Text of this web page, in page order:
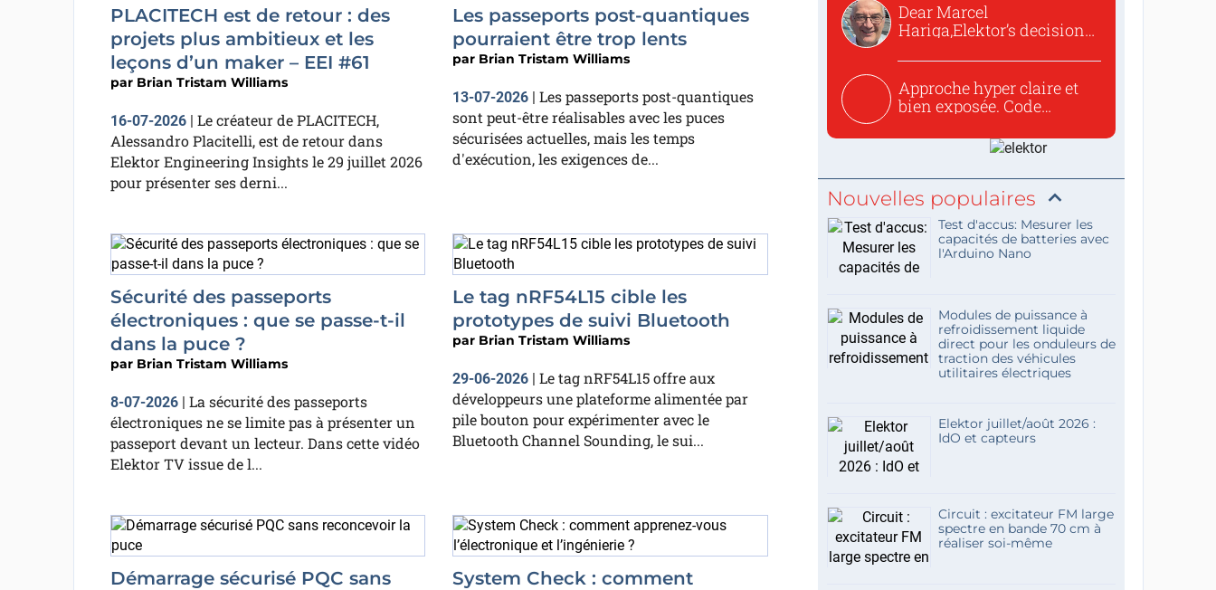
PLACITECH est de retour : des
projets plus ambitieux et les
leçons d’un maker – EEI #61
par Brian Tristam Williams
16-07-2026| Le créateur de PLACITECH,
Alessandro Placitelli, est de retour dans
Elektor Engineering Insights le 29 juillet 2026
pour présenter ses derni...
Les passeports post-quantiques
pourraient être trop lents
par Brian Tristam Williams
13-07-2026 | Les passeports post-quantiques
sont peut-être réalisables avec les puces
sécurisées actuelles, mais les temps
d'exécution, les exigences de...
Sécurité des passeports
électroniques : que se passe-t-il
dans la puce ?
par Brian Tristam Williams
8-07-2026| La sécurité des passeports
électroniques ne se limite pas à présenter un
passeport devant un lecteur. Dans cette vidéo
Elektor TV issue de l...
Le tag nRF54L15 cible les
prototypes de suivi Bluetooth
par Brian Tristam Williams
29-06-2026 | Le tag nRF54L15 offre aux
développeurs une plateforme alimentée par
pile bouton pour expérimenter avec le
Bluetooth Channel Sounding, le sui...
Démarrage sécurisé PQC sans
System Check : comment
Dear Marcel
Hariga,Elektor’s decision
Approche hyper claire et
bien exposée. Code
Nouvelles populaires
Test d'accus: Mesurer les
capacités de batteries avec
l'Arduino Nano
Modules de puissance à
refroidissement liquide
direct pour les onduleurs de
traction des véhicules
utilitaires électriques
Elektor juillet/août 2026 :
IdO et capteurs
Circuit : excitateur FM large
spectre en bande 70 cm à
réaliser soi-même